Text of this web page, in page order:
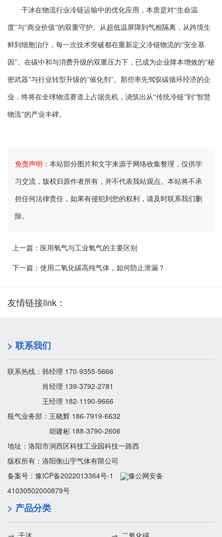
干冰在物流行业冷链运输中的优化应用，本质是对“生命温
度”与“商业价值”的双重守护。从超低温屏障到气相隔离，从跨境生
鲜到细胞治疗，每一次技术突破都在重新定义冷链物流的“安全基
因”。在碳中和与消费升级的双重压力下，已成为企业降本增效的“秘
密武器”与行业转型升级的“催化剂”。那些率先驾驭碳循环经济的企
业，终将在全球物流赛道上占据先机，浇筑出从“传统冷链”到“智慧
物流”的产业丰碑。
免责声明： 本站部分图片和文字来源于网络收集整理，仅供学
习交流，版权归原作者所有，并不代表我站观点。本站将不承
担任何法律责任，如果有侵犯到您的权利，请及时联系我们删
除。
上一篇： 医用氧气与工业氧气的主要区别
下一篇： 使用二氧化碳高纯气体，如何防止泄漏？
友情链接link：
> 联系我们
联系热线：韩经理 170-9355-5666
肖经理 139-3792-2781
王经理 182-1190-9666
瓶气业务部：王晓辉 186-7919-6632
胡建彬 188-3790-2606
地址：洛阳市涧西区科技工业园科技一路西
版权所有：洛阳衡山宇气体有限公司
备案号： 豫ICP备2022013364号-1
豫公网安备
41030502000879号
> 产品分类